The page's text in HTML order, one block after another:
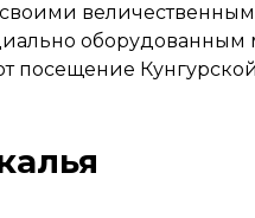
оборудованным
посещение